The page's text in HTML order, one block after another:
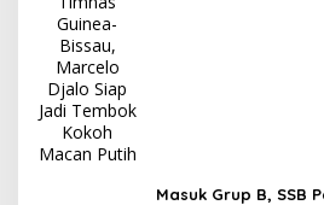
Masuk Grup B, SSB